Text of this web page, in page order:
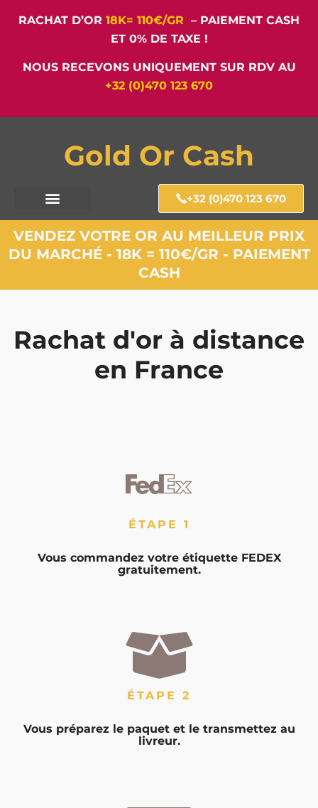
RACHAT D’OR 18K= 110€/GR – PAIEMENT CASH
ET 0% DE TAXE !
NOUS RECEVONS UNIQUEMENT SUR RDV AU
+32 (0)470 123 670
Gold Or Cash
+32 (0)470 123 670
VENDEZ VOTRE OR AU MEILLEUR PRIX
DU MARCHÉ - 18K = 110€/GR - PAIEMENT
CASH
Rachat d'or à distance
en France
ÉTAPE 1
Vous commandez votre étiquette FEDEX
gratuitement.
ÉTAPE 2
Vous préparez le paquet et le transmettez au
livreur.